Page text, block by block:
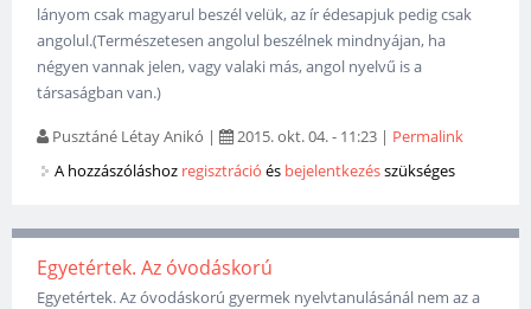
lányom csak magyarul beszél velük, az ír édesapjuk pedig csak
angolul.(Természetesen angolul beszélnek mindnyájan, ha
négyen vannak jelen, vagy valaki más, angol nyelvű is a
társaságban van.)
Pusztáné Létay Anikó | 2015. okt. 04. - 11:23 | Permalink
A hozzászóláshoz regisztráció és bejelentkezésszükséges
Egyetértek. Az óvodáskorú
Egyetértek. Az óvodáskorú gyermek nyelvtanulásánál nem az a